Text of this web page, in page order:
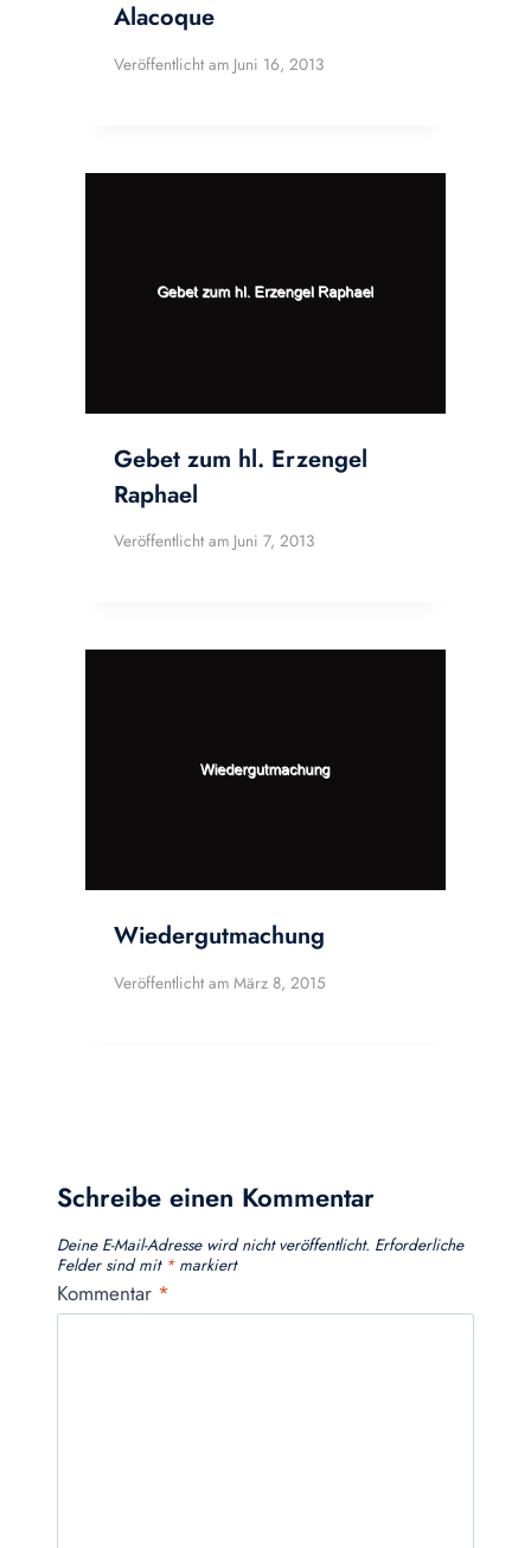
Alacoque
Veröffentlicht am Juni 16, 2013
Gebet zum hl. Erzengel
Raphael
Veröffentlicht am Juni 7, 2013
Wiedergutmachung
Veröffentlicht am März 8, 2015
Schreibe einen Kommentar
Deine E-Mail-Adresse wird nicht veröffentlicht. Erforderliche
Felder sind mit *markiert
Kommentar *